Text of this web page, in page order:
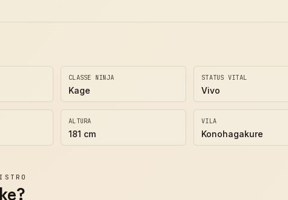
CLASSE NINJA
Kage
STATUS VITAL
Vivo
ALTURA
181 cm
VILA
Konohagakure